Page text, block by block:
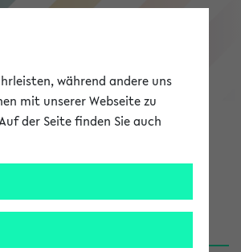
eKVV
während andere uns
mit unserer Webseite zu
der Seite finden Sie auch